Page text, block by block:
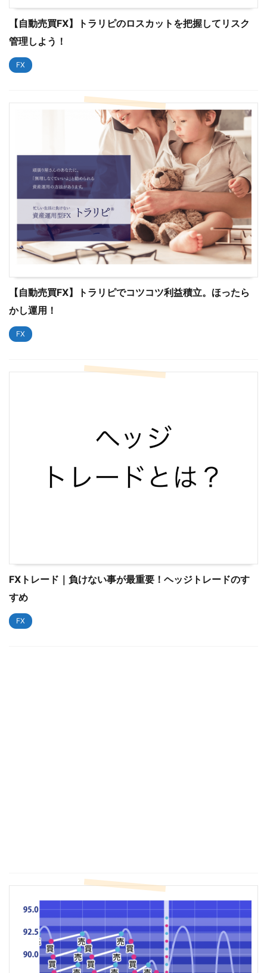
【自動売買FX】トラリピのロスカットを把握してリスク
管理しよう！
FX
【自動売買FX】トラリピでコツコツ利益積立。ほったら
かし運用！
FX
FXトレード｜負けない事が最重要！ヘッジトレードのす
すめ
FX